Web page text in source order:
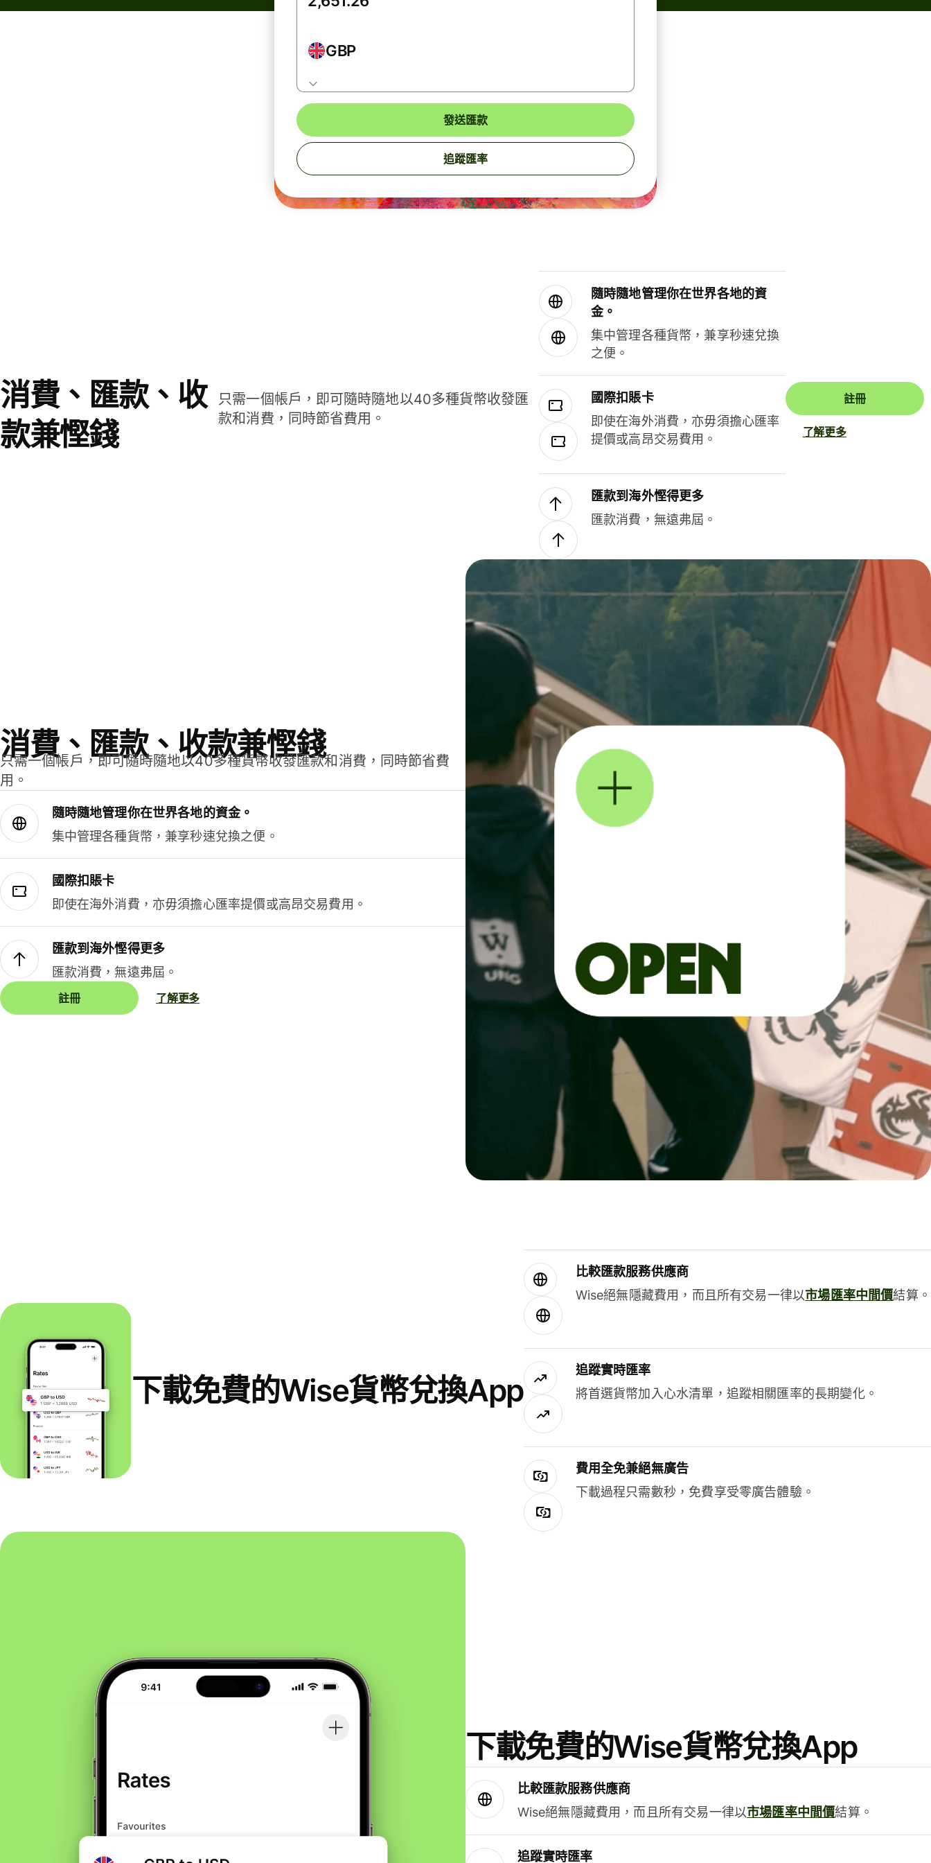
GBP
發送匯款
追蹤匯率
消費、匯款、收
款兼慳錢
只需一個帳戶，即可隨時隨地以40多種貨幣收發匯
款和消費，同時節省費用。
隨時隨地管理你在世界各地的資
金。
集中管理各種貨幣，兼享秒速兌換
之便。
國際扣賬卡
即使在海外消費，亦毋須擔心匯率
提價或高昂交易費用。
匯款到海外慳得更多
匯款消費，無遠弗屆。
註冊
了解更多
消費、匯款、收款兼慳錢
只需一個帳戶，即可隨時隨地以40多種貨幣收發匯款和消費，同時節省費
用。
隨時隨地管理你在世界各地的資金。
集中管理各種貨幣，兼享秒速兌換之便。
國際扣賬卡
即使在海外消費，亦毋須擔心匯率提價或高昂交易費用。
匯款到海外慳得更多
匯款消費，無遠弗屆。
註冊 了解更多
下載免費的Wise貨幣兌換App
比較匯款服務供應商
Wise絕無隱藏費用，而且所有交易一律以市場匯率中間價結算。
追蹤實時匯率
將首選貨幣加入心水清單，追蹤相關匯率的長期變化。
費用全免兼絕無廣告
下載過程只需數秒，免費享受零廣告體驗。
下載免費的Wise貨幣兌換App
比較匯款服務供應商
Wise絕無隱藏費用，而且所有交易一律以市場匯率中間價結算。
追蹤實時匯率